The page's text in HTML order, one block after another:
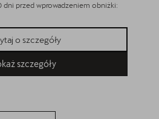
dni przed wprowadzeniem obniżki:
o szczegóły
szczegóły